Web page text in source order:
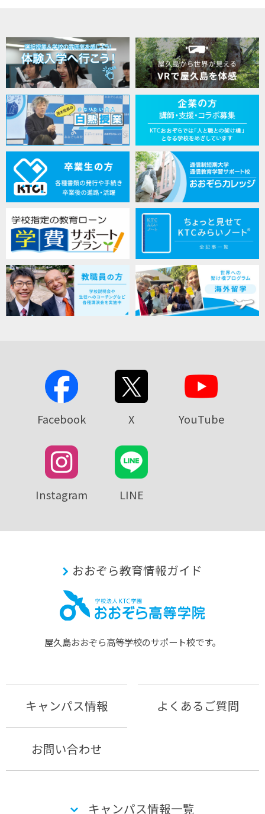
Facebook X YouTube
Instagram LINE
おおぞら教育情報ガイド
屋久島おおぞら⾼等学校のサポート校です。
キャンパス情報 よくあるご質問
お問い合わせ
キャンパス情報一覧